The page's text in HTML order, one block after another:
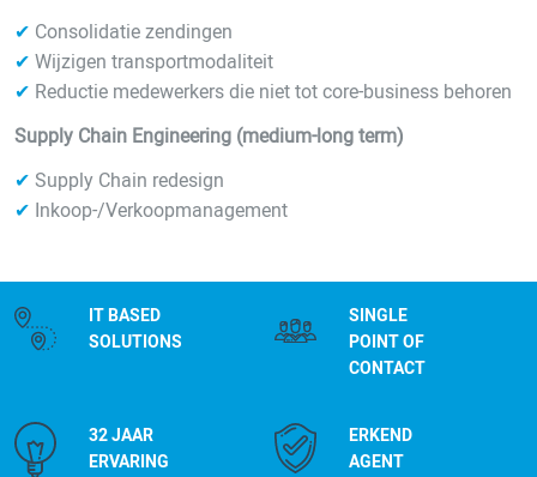
✔ Consolidatie zendingen
✔ Wijzigen transportmodaliteit
✔ Reductie medewerkers die niet tot core-business behoren
Supply Chain Engineering (medium-long term)
✔ Supply Chain redesign
✔ Inkoop-/Verkoopmanagement
IT BASED
SOLUTIONS
SINGLE
POINT OF
CONTACT
32 JAAR
ERVARING
ERKEND
AGENT